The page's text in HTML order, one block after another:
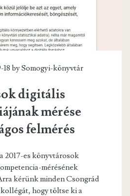
18 bySomogyi-könyvtár
digitális
mérése
felmérés
2017-es könyvtárosok
mérésének
kérünk minden Csongrád
hogy töltse ki a